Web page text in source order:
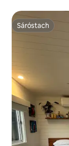
Sáróstach
Sáróstach